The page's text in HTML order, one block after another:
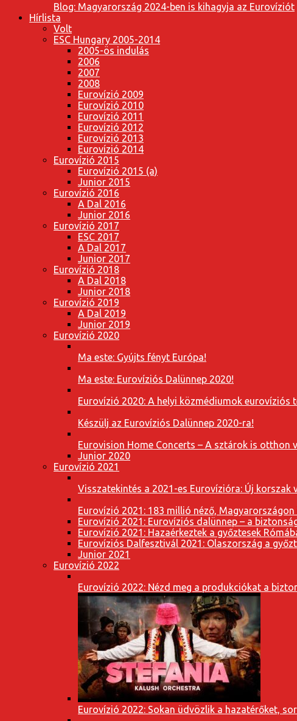
Blog: Magyarország 2024-ben is kihagyja az Eurovíziót
Hírlista
Volt
ESC Hungary 2005-2014
2005-ös indulás
2006
2007
2008
Eurovízió 2009
Eurovízió 2010
Eurovízió 2011
Eurovízió 2012
Eurovízió 2013
Eurovízió 2014
Eurovízió 2015
Eurovízió 2015 (a)
Junior 2015
Eurovízió 2016
A Dal 2016
Junior 2016
Eurovízió 2017
ESC 2017
A Dal 2017
Junior 2017
Eurovízió 2018
A Dal 2018
Junior 2018
Eurovízió 2019
A Dal 2019
Junior 2019
Eurovízió 2020
Ma este: Gyújts fényt Európa!
Ma este: Eurovíziós Dalünnep 2020!
Eurovízió 2020: A helyi közmédiumok eurovíziós
Készülj az Eurovíziós Dalünnep 2020-ra!
Eurovision Home Concerts – A sztárok is otthon
Junior 2020
Eurovízió 2021
Visszatekintés a 2021-es Eurovízióra: Új korszak
Eurovízió 2021: 183 millió néző,
Eurovízió 2021: Eurovíziós dalünnep – a
Eurovízió 2021: Hazaérkeztek a győztesek
Eurovíziós Dalfesztivál 2021: Olaszország a
Junior 2021
Eurovízió 2022
Eurovízió 2022: Nézd meg a produkciókat a
Eurovízió 2022: Sokan üdvözlik a hazatérőket,